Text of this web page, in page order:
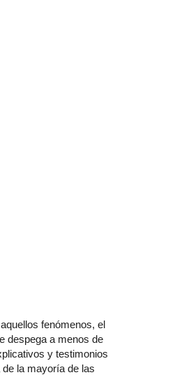
fenómenos, el
despega a menos de
y testimonios
la mayoría de las